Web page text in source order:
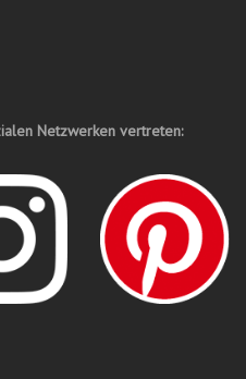
Netzwerken vertreten: